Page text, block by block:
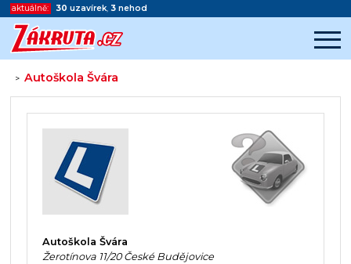
aktuálně: 30 uzavírek, 3 nehod
>Autoškola Švára
Začátek reklamy
Konec reklamy
Autoškola Švára
Žerotínova 11/20 České Budějovice